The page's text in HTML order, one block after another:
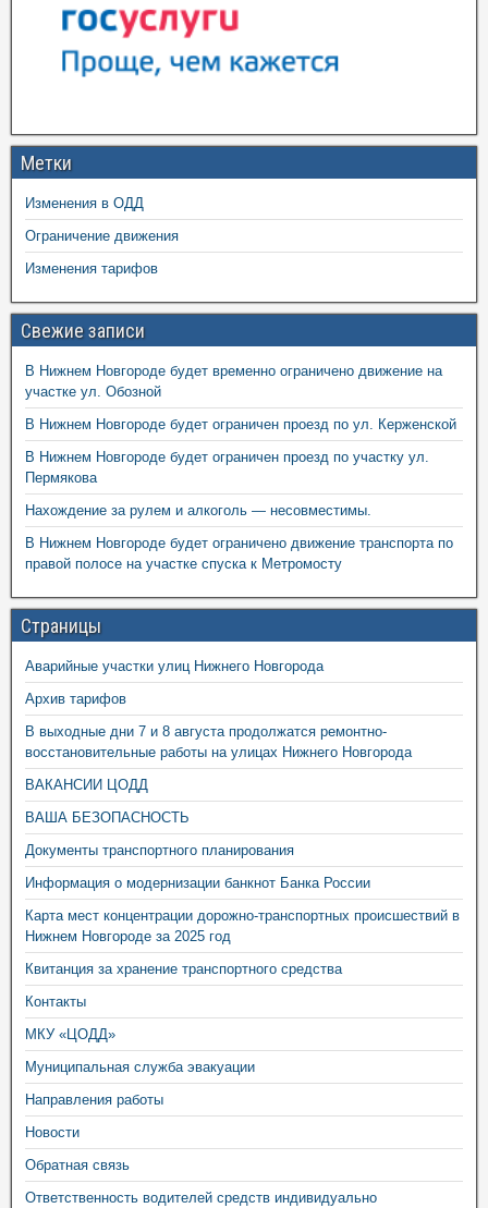
Метки
Изменения в ОДД
Ограничение движения
Изменения тарифов
Свежие записи
В Нижнем Новгороде будет временно ограничено движение на
участке ул. Обозной
В Нижнем Новгороде будет ограничен проезд по ул. Керженской
В Нижнем Новгороде будет ограничен проезд по участку ул.
Пермякова
Нахождение за рулем и алкоголь — несовместимы.
В Нижнем Новгороде будет ограничено движение транспорта по
правой полосе на участке спуска к Метромосту
Страницы
Аварийные участки улиц Нижнего Новгорода
Архив тарифов
В выходные дни 7 и 8 августа продолжатся ремонтно-
восстановительные работы на улицах Нижнего Новгорода
ВАКАНСИИ ЦОДД
ВАША БЕЗОПАСНОСТЬ
Документы транспортного планирования
Информация о модернизации банкнот Банка России
Карта мест концентрации дорожно-транспортных происшествий в
Нижнем Новгороде за 2025 год
Квитанция за хранение транспортного средства
Контакты
МКУ «ЦОДД»
Муниципальная служба эвакуации
Направления работы
Новости
Обратная связь
Ответственность водителей средств индивидуально